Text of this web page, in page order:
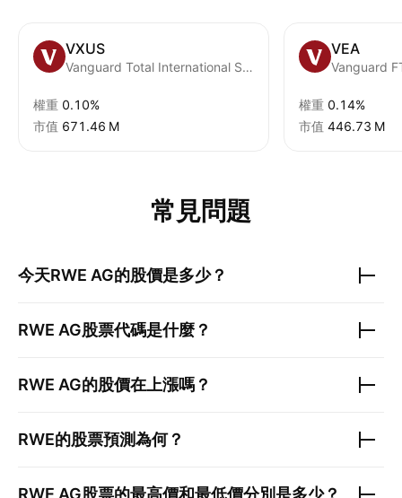
VXUS
Vanguard Total International Stock ETF
權重 0.10%
市值 ‪671.46 M‬
VEA
權重 0.14%
市值 ‪446.73 M‬
常見問題
今天RWE AG的股價是多少？
RWE AG股票代碼是什麼？
RWE AG的股價在上漲嗎？
RWE的股票預測為何？
RWE AG股票的最高價和最低價分別是多少？